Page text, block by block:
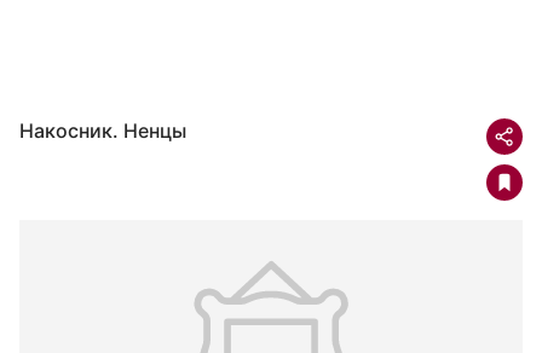
Накосник. Ненцы